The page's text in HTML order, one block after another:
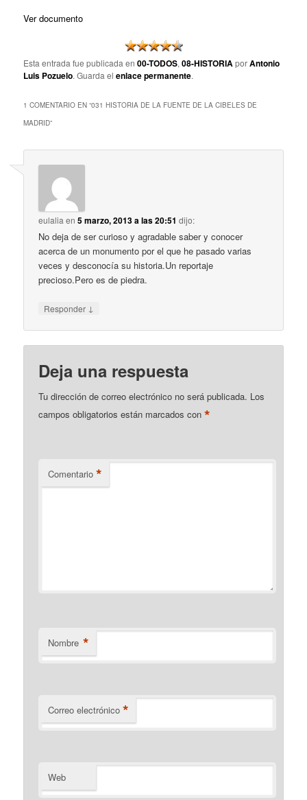
Ver documento
Esta entrada fue publicada en00-TODOS,08-HISTORIAporAntonio
Luis Pozuelo. Guarda elenlace permanente.
1 COMENTARIO EN “031 HISTORIA DE LA FUENTE DE LA CIBELES DE
MADRID”
eulalia en5 marzo, 2013 a las 20:51 dijo:
No deja de ser curioso y agradable saber y conocer
acerca de un monumento por el que he pasado varias
veces y desconocía su historia.Un reportaje
precioso.Pero es de piedra.
Responder ↓
Deja una respuesta
Tu dirección de correo electrónico no será publicada. Los
campos obligatorios están marcados con*
Comentario *
Nombre *
Correo electrónico *
Web